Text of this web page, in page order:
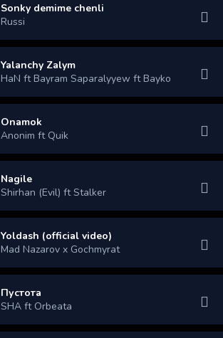
Sonky demime chenli
Russi
Yalanchy Zalym
HaN ft Bayram Saparalyyew ft Bayko
Onamok
Anonim ft Quik
Nagile
Shirhan (Evil) ft Stalker
Yoldash (official video)
Mad Nazarov x Gochmyrat
Пустота
SHA ft Orbeata